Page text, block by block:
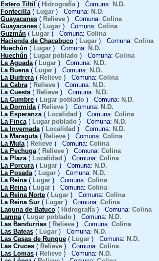
Estero Tiltil ( Hidrografía) Comuna: N.D.
Fontecilla( Lugar ) Comuna: N.D.
Guayacanes ( Relieve ) Comuna: Colina
Guayacanes ( Lugar ) Comuna: Colina
Guzmán ( Lugar ) Comuna: Colina
Hacienda de Chacabuco ( Lugar ) Comuna: Colina
Huechún ( Lugar ) Comuna: N.D.
Huechún ( Lugar poblado ) Comuna: Colina
La Aguada( Lugar ) Comuna: N.D.
La Buena( Lugar ) Comuna: N.D.
La Buitrera( Relieve ) Comuna: Colina
La Cabra( Relieve ) Comuna: N.D.
La Cuesta( Relieve ) Comuna: N.D.
La Cumbre ( Lugar poblado ) Comuna: N.D.
La Dormida( Relieve ) Comuna: N.D.
La Esperanza( Localidad ) Comuna: Colina
La Finca( Lugar poblado ) Comuna: N.D.
La Invernada( Localidad ) Comuna: N.D.
La Maraguta( Relieve ) Comuna: Colina
La Mula( Relieve ) Comuna: Colina
La Pechuga( Relieve ) Comuna: Colina
La Plaza( Localidad ) Comuna: Colina
La Porcura( Lugar ) Comuna: N.D.
La Posada( Lugar ) Comuna: N.D.
La Reina( Lugar ) Comuna: Colina
La Reina( Lugar ) Comuna: Colina
La Reina Norte ( Lugar ) Comuna: Colina
La Reina Sur ( Lugar ) Comuna: Colina
Laguna de Batuco ( Hidrografía) Comuna: Colina
Lampa( Lugar poblado ) Comuna: N.D.
Las Bandurrias ( Relieve ) Comuna: Colina
Las Bateas ( Lugar ) Comuna: N.D.
Las Casas de Rungue ( Lugar ) Comuna: N.D.
Las Cruces ( Relieve ) Comuna: Colina
Las Lomas ( Relieve ) Comuna: N.D.